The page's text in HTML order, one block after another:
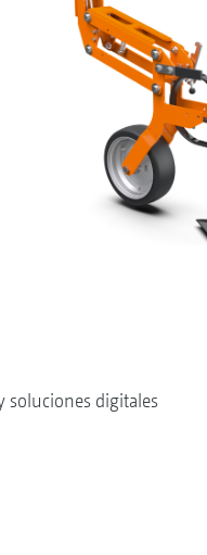
soluciones digitales